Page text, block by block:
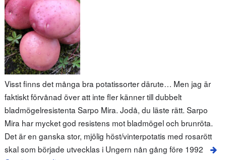
Visst finns det många bra potatissorter därute… Men jag är
faktiskt förvånad över att inte fler känner till dubbelt
bladmögelresistenta Sarpo Mira. Jodå, du läste rätt. Sarpo
Mira har mycket god resistens mot bladmögel och brunröta.
Det är en ganska stor, mjölig höst/vinterpotatis med rosarött
skal som började utvecklas i Ungern nån gång före 1992